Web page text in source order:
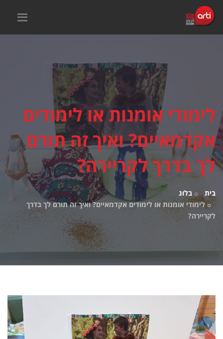
לימודי אומנות או לימודים
אקדמאיים? ואיך זה תורם
לך בדרך לקריירה?
בית
בלוג
לימודי אומנות או לימודים אקדמאיים? ואיך זה תורם לך בדרך
לקריירה?